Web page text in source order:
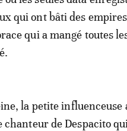
qui ont bâti des
qui a mangé toutes
la petite influenceuse
chanteur de Despacito